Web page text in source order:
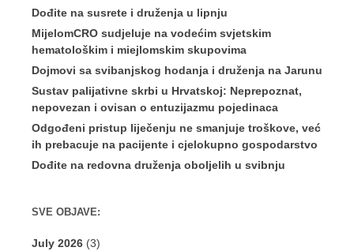
Dođite na susrete i druženja u lipnju
MijelomCRO sudjeluje na vodećim svjetskim
hematološkim i miejlomskim skupovima
Dojmovi sa svibanjskog hodanja i druženja na Jarunu
Sustav palijativne skrbi u Hrvatskoj: Neprepoznat,
nepovezan i ovisan o entuzijazmu pojedinaca
Odgođeni pristup liječenju ne smanjuje troškove, već
ih prebacuje na pacijente i cjelokupno gospodarstvo
Dođite na redovna druženja oboljelih u svibnju
SVE OBJAVE:
July 2026 (3)